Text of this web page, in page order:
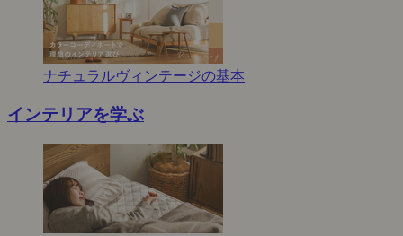
ナチュラルヴィンテージの基本
インテリアを学ぶ